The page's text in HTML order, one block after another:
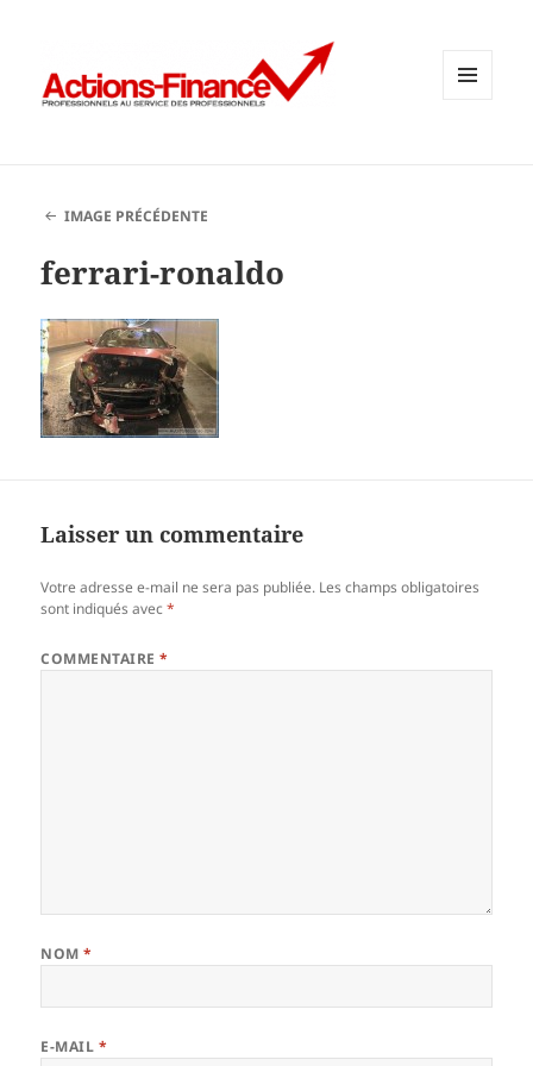
IMAGE PRÉCÉDENTE
ferrari-ronaldo
Laisser un commentaire
Votre adresse e-mail ne sera pas publiée. Les champs obligatoires
sont indiqués avec*
COMMENTAIRE*
NOM*
E-MAIL *